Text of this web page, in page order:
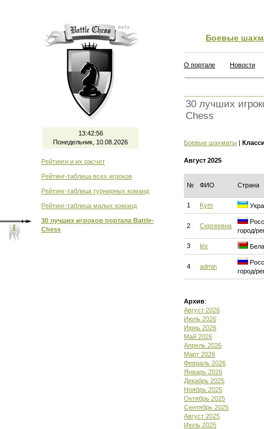
13:42:57
Понедельник, 10.08.2026
Рейтинги и их расчет
Рейтинг-таблица всех игроков
Рейтинг-таблица турнирных команд
Рейтинг-таблица малых команд
30 лучших игроков портала Battle-
Chess
Боевые
О портале Новости
30 лучших
Chess
Боевые шахматы |
Август 2025
№ ФИО Страна
1 Kym
2 Сергеевна
город/
3 lev
4 admin
город/
Архив:
Август 2026
Июль 2026
Июнь 2026
Май 2026
Апрель 2026
Март 2026
Февраль 2026
Январь 2026
Декабрь 2025
Ноябрь 2025
Октябрь 2025
Сентябрь 2025
Август 2025
Июль 2025